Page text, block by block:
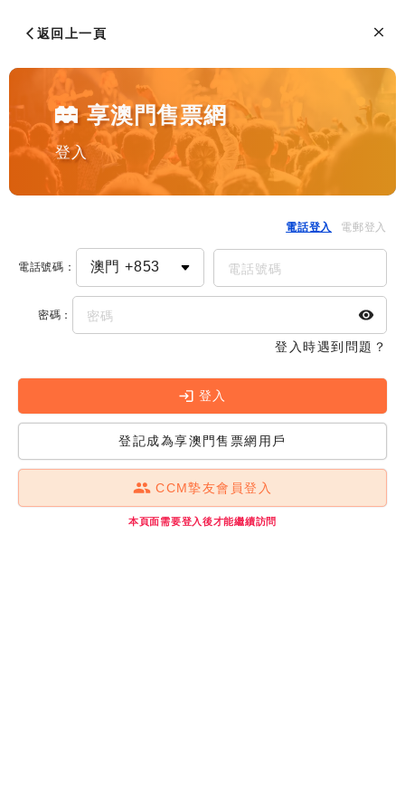
返回上一頁
享澳門售票網
登入
電話登入 電郵登入
電話號碼 ：
密碼 ：
登入時遇到問題？
登入
登記成為享澳門售票網用戶
CCM摯友會員登入
本頁面需要登入後才能繼續訪問